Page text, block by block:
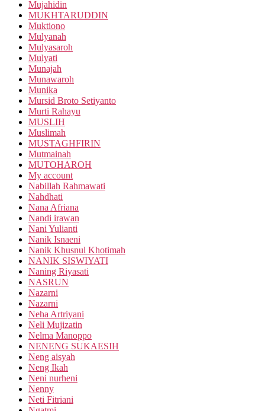
Mujahidin
MUKHTARUDDIN
Muktiono
Mulyanah
Mulyasaroh
Mulyati
Munajah
Munawaroh
Munika
Mursid Broto Setiyanto
Murti Rahayu
MUSLIH
Muslimah
MUSTAGHFIRIN
Mutmainah
MUTOHAROH
My account
Nabillah Rahmawati
Nahdhati
Nana Afriana
Nandi irawan
Nani Yulianti
Nanik Isnaeni
Nanik Khusnul Khotimah
NANIK SISWIYATI
Naning Riyasati
NASRUN
Nazarni
Nazarni
Neha Artriyani
Neli Mujizatin
Nelma Manoppo
NENENG SUKAESIH
Neng aisyah
Neng Ikah
Neni nurheni
Nenny
Neti Fitriani